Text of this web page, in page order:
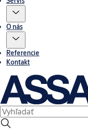
O nás
Referencie
Kontakt